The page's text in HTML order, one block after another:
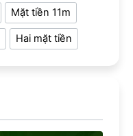
Mặt tiền 11m
Hai mặt tiền